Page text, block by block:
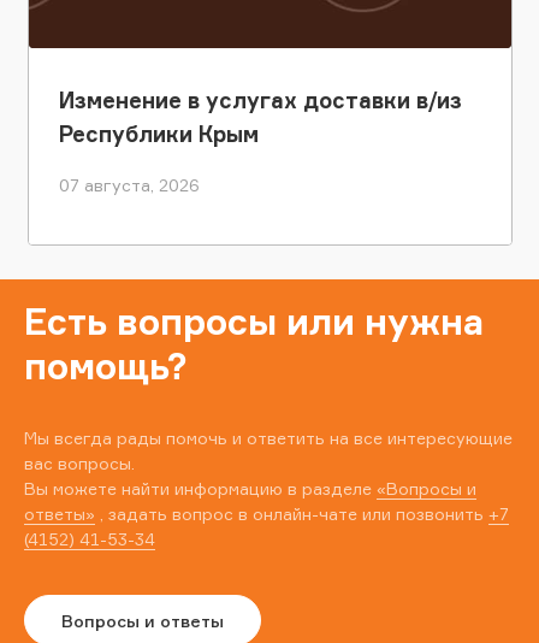
Изменение в услугах доставки в/из
Республики Крым
07 августа, 2026
Есть вопросы или нужна
помощь?
Мы всегда рады помочь и ответить на все интересующие
вас вопросы.
Вы можете найти информацию в разделе «Вопросы и
ответы» , задать вопрос в онлайн-чате или позвонить +7
(4152) 41-53-34
Вопросы и ответы